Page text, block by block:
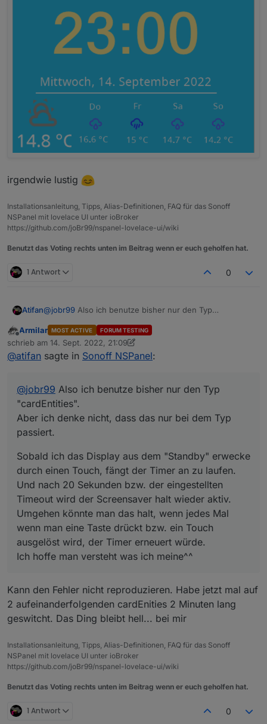
irgendwie lustig
Installationsanleitung, Tipps, Alias-Definitionen, FAQ für das Sonoff
NSPanel mit lovelace UI unter ioBroker
https://github.com/joBr99/nspanel-lovelace-ui/wiki
Benutzt das Voting rechts unten im Beitrag wenn er euch geholfen hat.
1 Antwort 0
Atifan@jobr99 Also ich benutze bisher nur den Typ
Aber ich denke nicht, dass das nur bei dem Typ passiert.
Sobald ich das Display aus dem "Standby" erwecke
durch einen Touch, fängt der Timer an zu laufen. Und
nach 20 Sekunden bzw. der eingestellten Timeout wird
man eine Taste drückt bzw. ein Touch ausgelöst wird,
der Timer erneuert würde.
Ich hoffe man versteht was ich meine^^
Offline
Armilar MOST ACTIVE FORUM TESTING
schrieb am 14. Sept. 2022, 21:09
zuletzt editiert von Armilar
@atifan sagte in Sonoff NSPanel:
@jobr99 Also ich benutze bisher nur den Typ
"cardEntities".
Aber ich denke nicht, dass das nur bei dem Typ
passiert.
Sobald ich das Display aus dem "Standby" erwecke
durch einen Touch, fängt der Timer an zu laufen.
Und nach 20 Sekunden bzw. der eingestellten
Timeout wird der Screensaver halt wieder aktiv.
Umgehen könnte man das halt, wenn jedes Mal
wenn man eine Taste drückt bzw. ein Touch
ausgelöst wird, der Timer erneuert würde.
Ich hoffe man versteht was ich meine^^
Kann den Fehler nicht reproduzieren. Habe jetzt mal auf
2 aufeinanderfolgenden cardEnities 2 Minuten lang
geswitcht. Das Ding bleibt hell... bei mir
Installationsanleitung, Tipps, Alias-Definitionen, FAQ für das Sonoff
NSPanel mit lovelace UI unter ioBroker
https://github.com/joBr99/nspanel-lovelace-ui/wiki
Benutzt das Voting rechts unten im Beitrag wenn er euch geholfen hat.
1 Antwort 0